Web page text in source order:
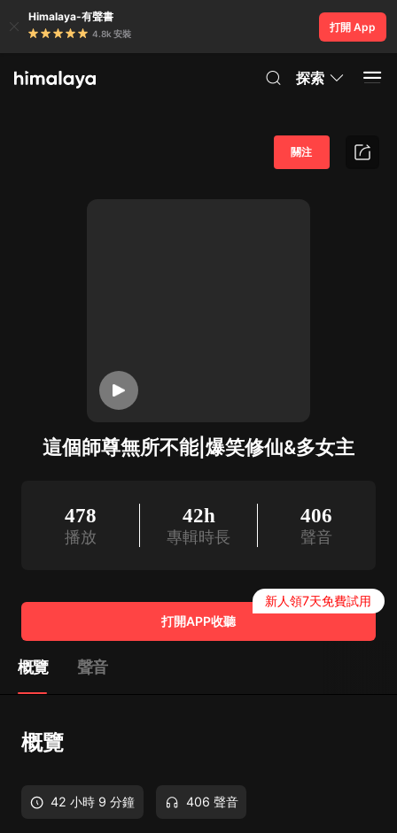
Himalaya-有聲書
4.8k 安裝
打開 App
探索
這個師尊無所不能|爆笑修仙&多女主
關注
478
播放
42h
專輯時長
406
聲音
打開APP收聽
新人領7天免費試用
概覽 聲音
概覽
42 小時 9 分鐘 406 聲音